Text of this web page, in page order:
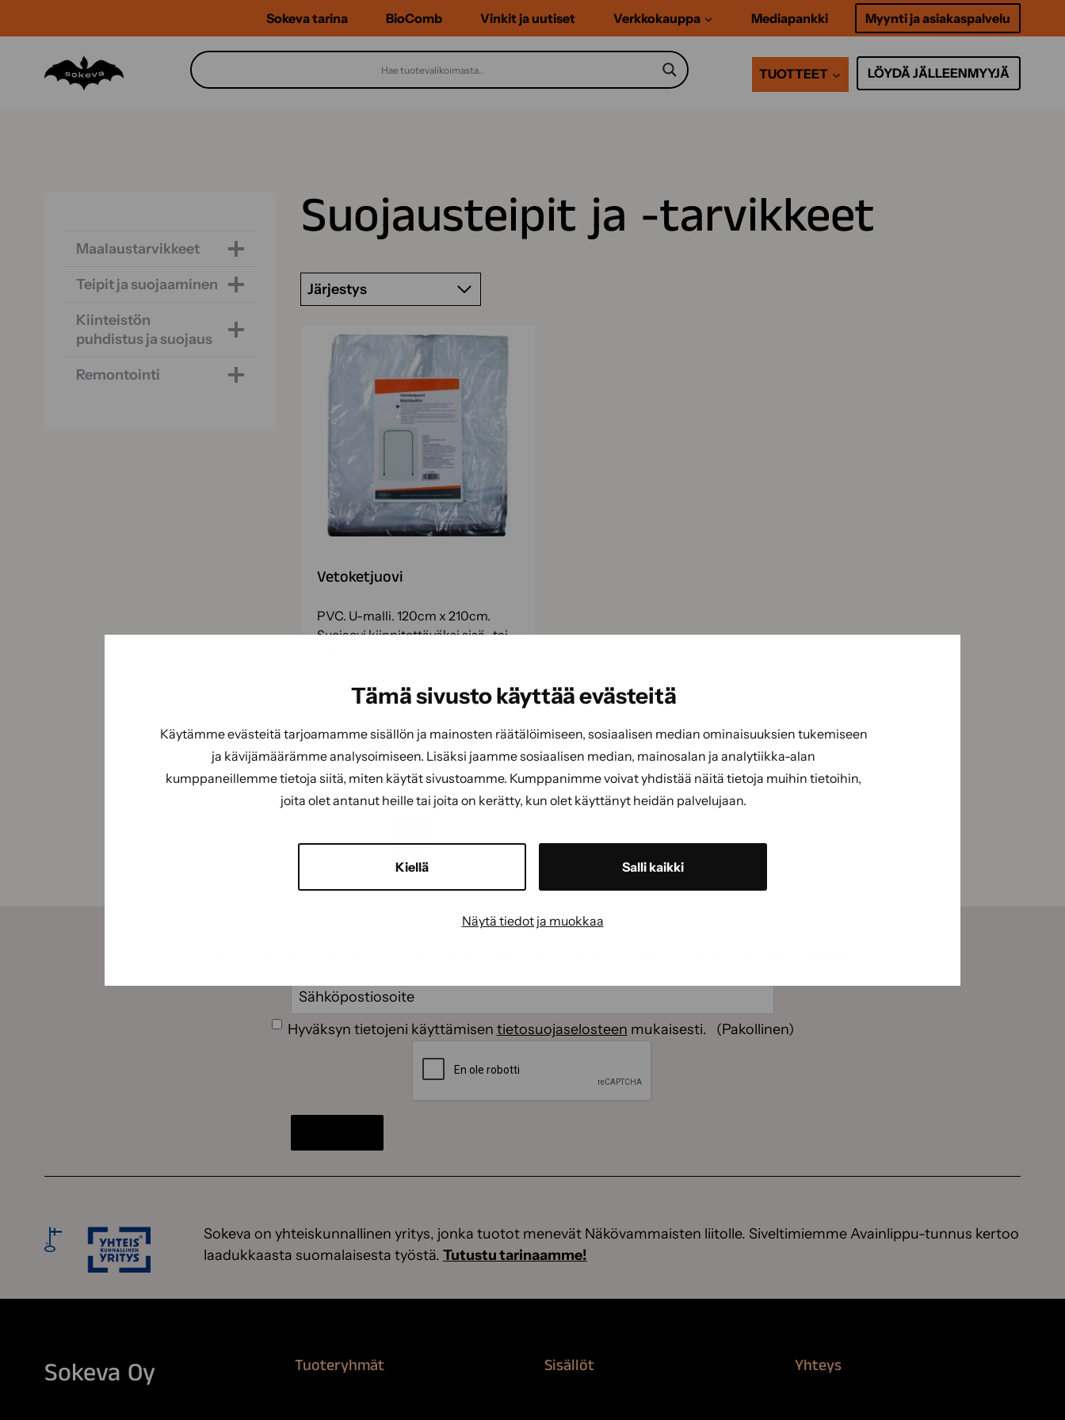
Tämä sivusto käyttää evästeitä
Käytämme evästeitä tarjoamamme sisällön ja mainosten räätälöimiseen, sosiaalisen median ominaisuuksien tukemiseen
ja kävijämäärämme analysoimiseen. Lisäksi jaamme sosiaalisen median, mainosalan ja analytiikka-alan
kumppaneillemme tietoja siitä, miten käytät sivustoamme. Kumppanimme voivat yhdistää näitä tietoja muihin tietoihin,
joita olet antanut heille tai joita on kerätty, kun olet käyttänyt heidän palvelujaan.
Kiellä Salli kaikki
Näytä tiedot ja muokkaa
Sokeva tarina BioComb Vinkit ja uutiset Verkkokauppa Mediapankki Myynti ja asiakaspalvelu
TUOTTEET LÖYDÄ JÄLLEENMYYJÄ
Maalaustarvikkeet
Teipit ja suojaaminen
Kiinteistön
puhdistus ja suojaus
Remontointi
Suojausteipit ja -tarvikkeet
Järjestys
Vetoketjuovi
PVC. U-malli. 120cm x 210cm.
Suojaovi kiinnitettäväksi sisä- tai
Näytä tuote
Sähköposti
(Pakollinen)
Suostumus
(Pakollinen)
Hyväksyn tietojeni käyttämisen tietosuojaselosteen mukaisesti.
(Pakollinen)
Sokeva on yhteiskunnallinen yritys, jonka tuotot menevät Näkövammaisten liitolle. Siveltimiemme Avainlippu-tunnus kertoo
laadukkaasta suomalaisesta työstä. Tutustu tarinaamme!
Sokeva Oy Tuoteryhmät Sisällöt Yhteys